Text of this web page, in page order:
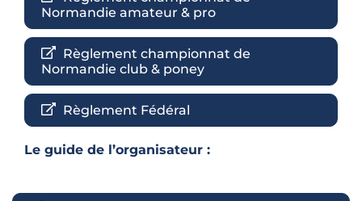
Normandie amateur & pro
Règlement championnat de
Normandie club & poney
Règlement Fédéral
Le guide de l’organisateur :